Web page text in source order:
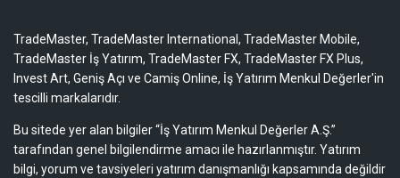
TradeMaster, TradeMaster International, TradeMaster Mobile,
TradeMaster İş Yatırım, TradeMaster FX, TradeMaster FX Plus,
Invest Art, Geniş Açı ve Camiş Online, İş Yatırım Menkul Değerler'in
tescilli markalarıdır.
Bu sitede yer alan bilgiler “İş Yatırım Menkul Değerler A.Ş.”
tarafından genel bilgilendirme amacı ile hazırlanmıştır. Yatırım
bilgi, yorum ve tavsiyeleri yatırım danışmanlığı kapsamında değildir